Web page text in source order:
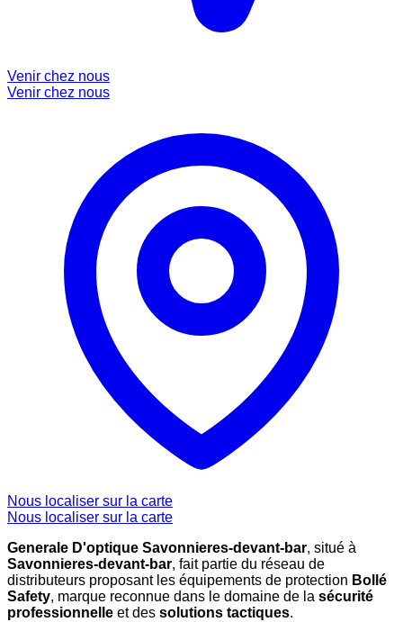
Venir chez nous
Venir chez nous
Nous localiser sur la carte
Nous localiser sur la carte
Generale D'optique Savonnieres-devant-bar, situé à
Savonnieres-devant-bar, fait partie du réseau de
distributeurs proposant les équipements de protection Bollé
Safety, marque reconnue dans le domaine de la sécurité
professionnelle et des solutions tactiques.